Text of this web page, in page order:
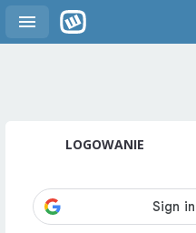
LOGOWANIE